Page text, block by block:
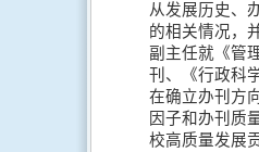
从发展历史、
的相关情况，
副主任就《管
刊、《行政科
在确立办刊方
因子和办刊质
校高质量发展